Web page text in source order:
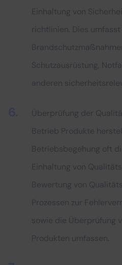
Einhaltung von
richtlinien. Dies
Schutzausrüstung,
anderen
Überprüfung der
Betrieb Produkte
Betriebsbegehung oft
Einhaltung von
Bewertung von
Prozessen zur
sowie die Überprüfung
Produkten umfassen.